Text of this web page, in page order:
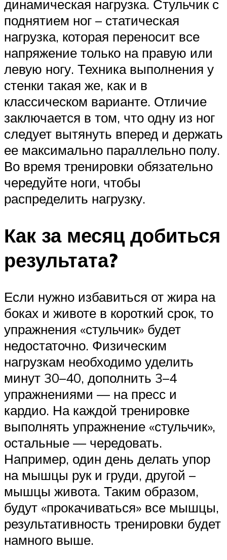
динамическая нагрузка. Стульчик с
поднятием ног – статическая
нагрузка, которая переносит все
напряжение только на правую или
левую ногу. Техника выполнения у
стенки такая же, как и в
классическом варианте. Отличие
заключается в том, что одну из ног
следует вытянуть вперед и держать
ее максимально параллельно полу.
Во время тренировки обязательно
чередуйте ноги, чтобы
распределить нагрузку.
Как за месяц добиться
результата?
Если нужно избавиться от жира на
боках и животе в короткий срок, то
упражнения «стульчик» будет
недостаточно. Физическим
нагрузкам необходимо уделить
минут 30–40, дополнить 3–4
упражнениями — на пресс и
кардио. На каждой тренировке
выполнять упражнение «стульчик»,
остальные — чередовать.
Например, один день делать упор
на мышцы рук и груди, другой –
мышцы живота. Таким образом,
будут «прокачиваться» все мышцы,
результативность тренировки будет
намного выше.